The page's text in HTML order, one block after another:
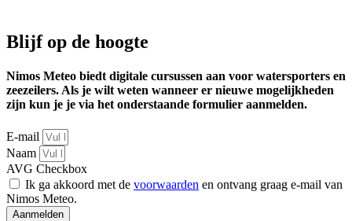
Blijf op de hoogte
Nimos Meteo biedt digitale cursussen aan voor watersporters en
zeezeilers. Als je wilt weten wanneer er nieuwe mogelijkheden
zijn kun je je via het onderstaande formulier aanmelden.
E-mail
Naam
AVG Checkbox
Ik ga akkoord met de voorwaarden en ontvang graag e-mail van
Nimos Meteo.
Aanmelden